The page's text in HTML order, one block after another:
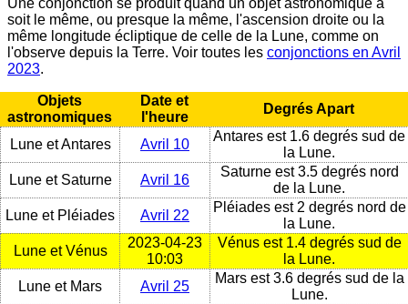
soit le même, ou presque la même, l'ascension droite ou la
même longitude écliptique de celle de la Lune, comme on
l'observe depuis la Terre. Voir toutes les conjonctions en Avril
2023.
Objets
astronomiques
Date et
l'heure
Degrés Apart
Lune et Antares Avril 10
Antares est 1.6 degrés sud de
la Lune.
Lune et Saturne
Avril 16
Saturne est 3.5 degrés nord
de la Lune.
Lune et Pléiades
Avril 22
Pléiades est 2 degrés nord de
la Lune.
Lune et Vénus
2023-04-23
10:03
Vénus est 1.4 degrés sud de
la Lune.
Lune et Mars
Avril 25
Mars est 3.6 degrés sud de la
Lune.